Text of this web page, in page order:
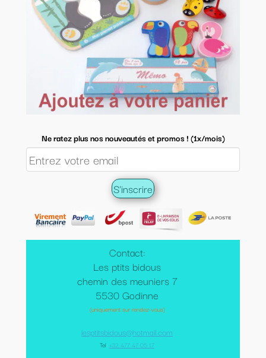
Contact:
Les ptits bidous
chemin des meuniers 7
5530 Godinne
(uniquement sur rendez-vous)
lesptitsbidous@hotmail.com
Tel: +32 477 47 05 17
Ne ratez plus nos nouveautés et promos ! (1x/mois)